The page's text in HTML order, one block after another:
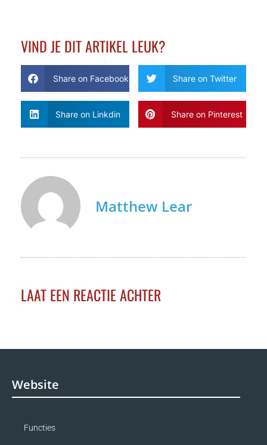
VIND JE DIT ARTIKEL LEUK?
Share on Facebook Share on Twitter
Share on Linkdin Share on Pinterest
Matthew Lear
LAAT EEN REACTIE ACHTER
Website
Functies